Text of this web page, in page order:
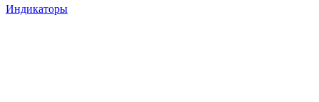
Индикаторы